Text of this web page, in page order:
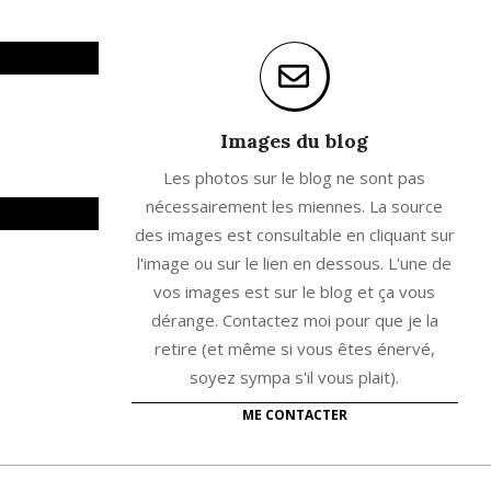
Images du blog
Les photos sur le blog ne sont pas
nécessairement les miennes. La source
des images est consultable en cliquant sur
l'image ou sur le lien en dessous. L'une de
vos images est sur le blog et ça vous
dérange. Contactez moi pour que je la
retire (et même si vous êtes énervé,
soyez sympa s'il vous plait).
ME CONTACTER